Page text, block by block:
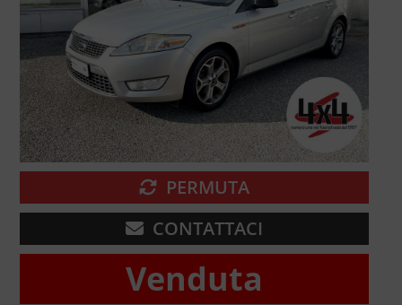
PERMUTA
CONTATTACI
Venduta